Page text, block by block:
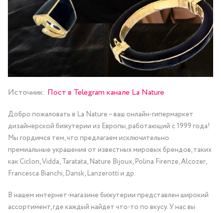
Источник: Пост в Telegram канале La Nature
Добро пожаловать в La Nature – ваш онлайн-гипермаркет
дизайнерской бижутерии из Европы, работающий с 1999 года!
Мы гордимся тем, что предлагаем исключительно
премиальные украшения от известных мировых брендов, таких
как Ciclon, Vidda, Taratata, Nature Bijoux, Polina Firenze, Alcozer,
Francesca Bianchi, Dansk, Lanzerotti и др.
В нашем интернет-магазине бижутерии представлен широкий
ассортимент, где каждый найдет что-то по вкусу. У нас вы